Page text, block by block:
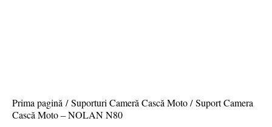
Prima pagină Suporturi Cameră Cască Moto
Suport Camera
Cască Moto – NOLAN N80